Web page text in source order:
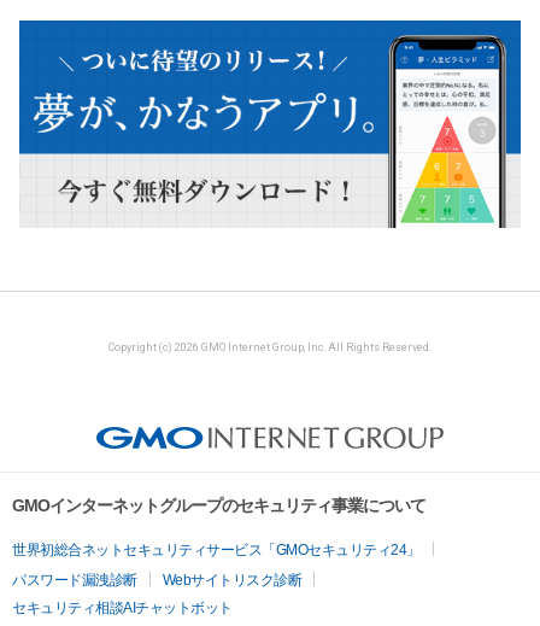
Copyright (c) 2026 GMO Internet Group, Inc. All Rights Reserved.
GMOインターネットグループのセキュリティ事業について
世界初総合ネットセキュリティサービス「GMOセキュリティ24」
パスワード漏洩診断
Webサイトリスク診断
セキュリティ相談AIチャットボット